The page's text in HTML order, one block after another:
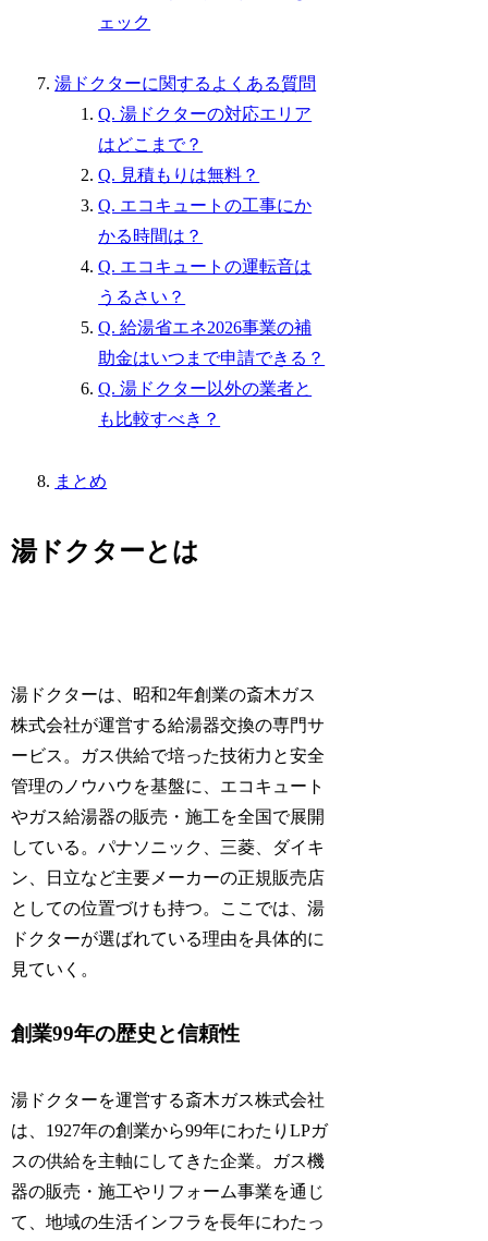
ェック
湯ドクターに関するよくある質問
Q. 湯ドクターの対応エリア
はどこまで？
Q. 見積もりは無料？
Q. エコキュートの工事にか
かる時間は？
Q. エコキュートの運転音は
うるさい？
Q. 給湯省エネ2026事業の補
助金はいつまで申請できる？
Q. 湯ドクター以外の業者と
も比較すべき？
まとめ
湯ドクターとは
湯ドクターは、昭和2年創業の斎木ガス
株式会社が運営する給湯器交換の専門サ
ービス。ガス供給で培った技術力と安全
管理のノウハウを基盤に、エコキュート
やガス給湯器の販売・施工を全国で展開
している。パナソニック、三菱、ダイキ
ン、日立など主要メーカーの正規販売店
としての位置づけも持つ。ここでは、湯
ドクターが選ばれている理由を具体的に
見ていく。
創業99年の歴史と信頼性
湯ドクターを運営する斎木ガス株式会社
は、1927年の創業から99年にわたりLPガ
スの供給を主軸にしてきた企業。ガス機
器の販売・施工やリフォーム事業を通じ
て、地域の生活インフラを長年にわたっ